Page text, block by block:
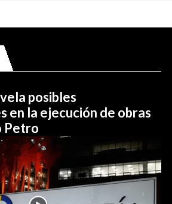
posibles
en la ejecución de obras
Petro